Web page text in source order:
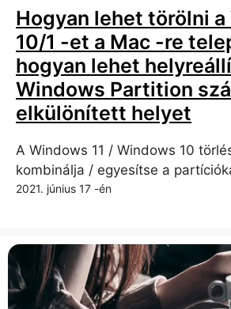
Hogyan lehet törölni
10/1 -et a Mac -re
hogyan lehet
Windows Partition
elkülönített helyet
A Windows 11 / Windows 10
kombinálja / egyesítse a
2021. június 17 -én